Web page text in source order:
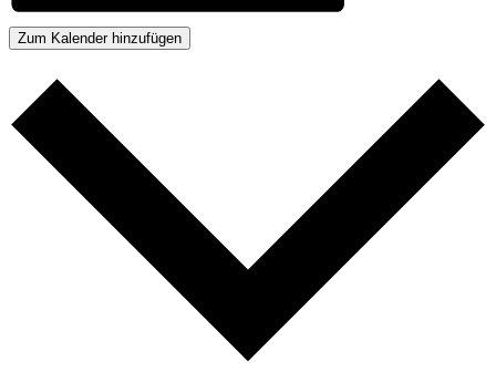
Zum Kalender hinzufügen